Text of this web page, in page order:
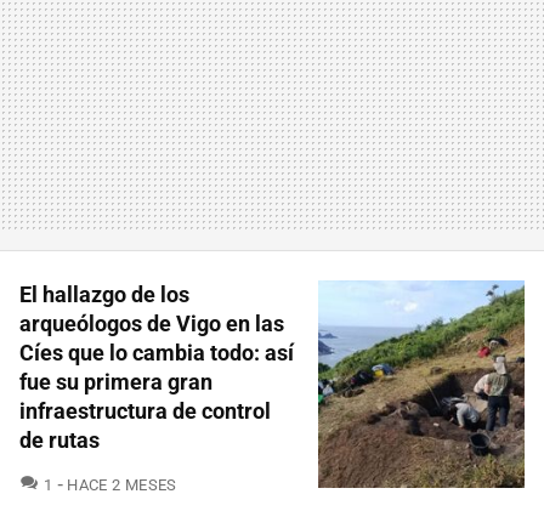
El hallazgo de los
arqueólogos de Vigo en las
Cíes que lo cambia todo: así
fue su primera gran
infraestructura de control
de rutas
1 COMENTARIOS
HACE 2 MESES